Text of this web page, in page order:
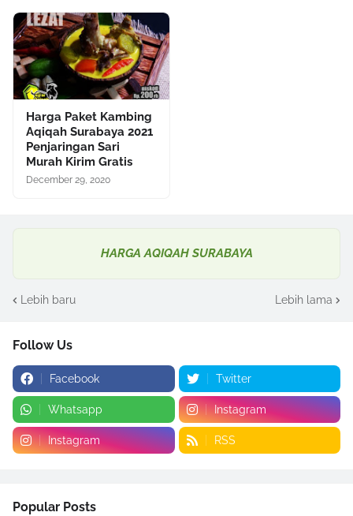
Harga Paket Kambing
Aqiqah Surabaya 2021
Penjaringan Sari
Murah Kirim Gratis
December 29, 2020
HARGA AQIQAH SURABAYA
Lebih baru Lebih lama
Follow Us
Facebook Twitter
Whatsapp Instagram
Instagram RSS
Popular Posts